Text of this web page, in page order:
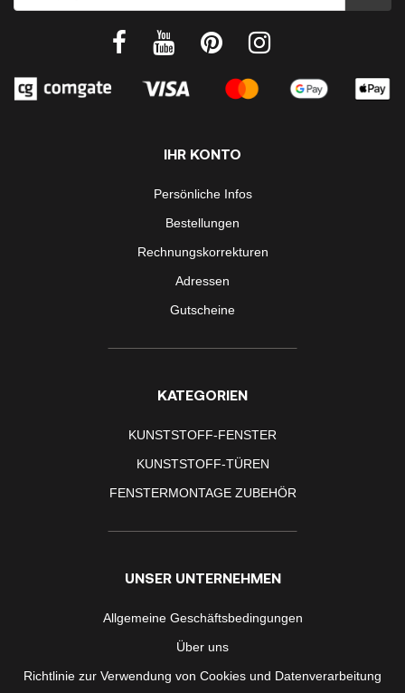
IHR KONTO
Persönliche Infos
Bestellungen
Rechnungskorrekturen
Adressen
Gutscheine
KATEGORIEN
KUNSTSTOFF-FENSTER
KUNSTSTOFF-TÜREN
FENSTERMONTAGE ZUBEHÖR
UNSER UNTERNEHMEN
Allgemeine Geschäftsbedingungen
Über uns
Richtlinie zur Verwendung von Cookies und Datenverarbeitung